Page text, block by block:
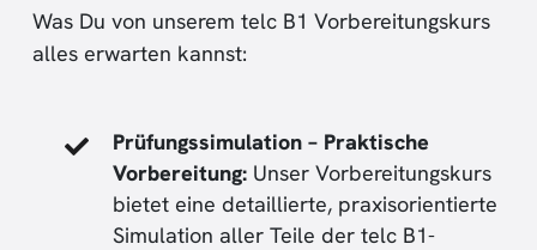
Was Du von unserem telc B1 Vorbereitungskurs
alles erwarten kannst:
Prüfungssimulation – Praktische
Vorbereitung: Unser Vorbereitungskurs
bietet eine detaillierte, praxisorientierte
Simulation aller Teile der telc B1-